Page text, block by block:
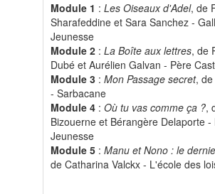
Module 1 : Les Oiseaux d'Adel, de
Sharafeddine et Sara Sanchez -
Jeunesse
Module 2 : La Boîte aux lettres, de
Dubé et Aurélien Galvan - Père
Module 3 : Mon Passage secret,
- Sarbacane
Module 4 : Où tu vas comme ça ?,
Bizouerne et Bérangère Delaporte -
Jeunesse
Module 5 : Manu et Nono : le
de Catharina Valckx - L'école des